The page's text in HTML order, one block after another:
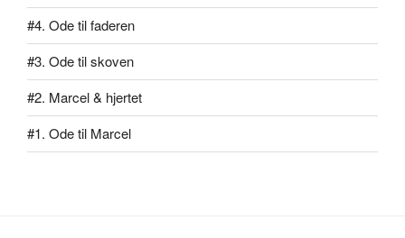
#4. Ode til faderen
#3. Ode til skoven
#2. Marcel & hjertet
#1. Ode til Marcel